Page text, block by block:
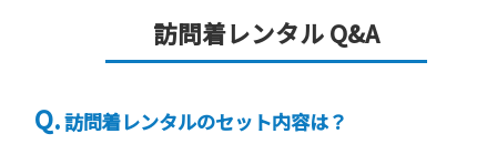
訪問着レンタル Q&A
訪問着レンタルのセット内容は？